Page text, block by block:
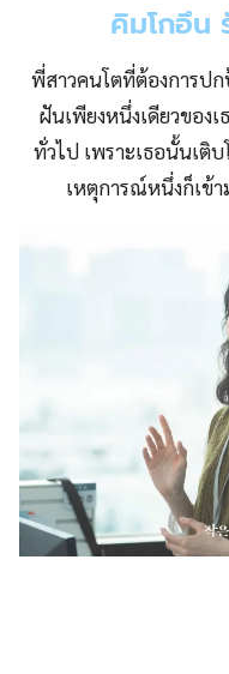
คิมโกอึน
พี่สาวคนโตที่ต้องการปก
ฝันเพียงหนึ่งเดียวของ
ทั่วไป เพราะเธอนั้นเติ
เหตุการณ์หนึ่งก็เข้า